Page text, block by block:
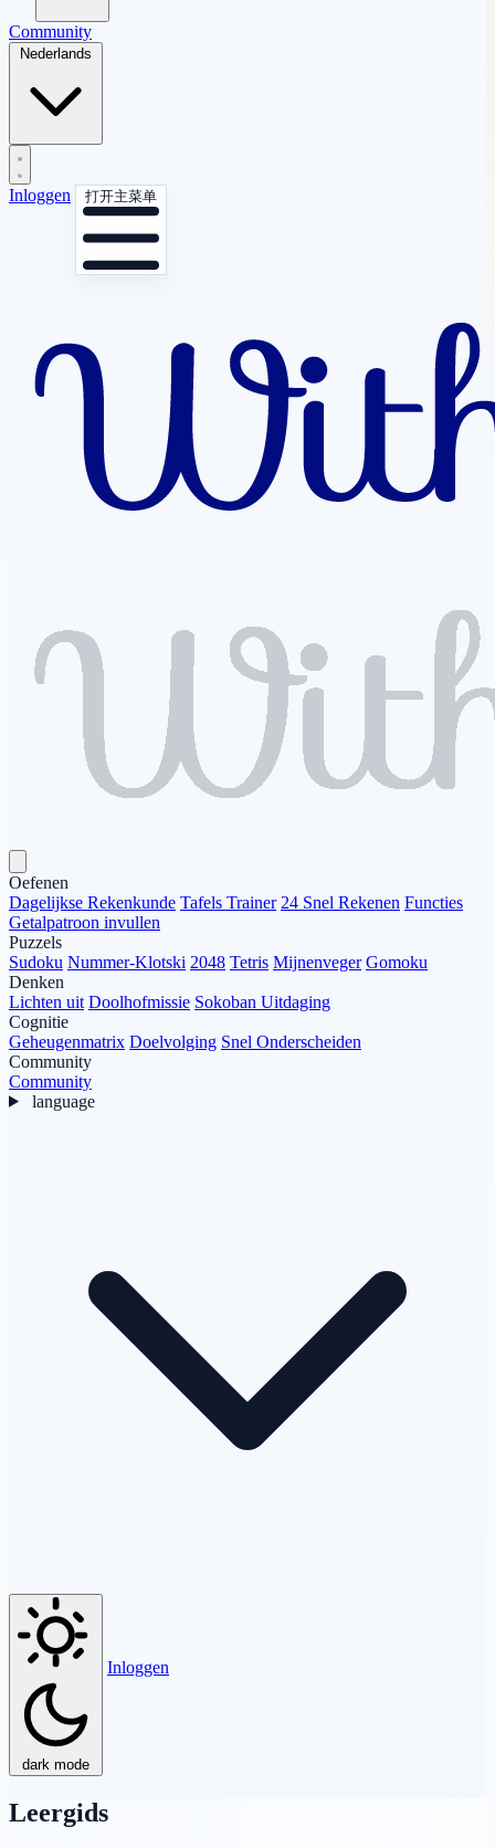
Community
Nederlands
Inloggen 打开主菜单
Oefenen
Dagelijkse Rekenkunde Tafels Trainer 24 Snel Rekenen Functies
Getalpatroon invullen
Puzzels
Sudoku Nummer-Klotski 2048 Tetris Mijnenveger Gomoku
Denken
Lichten uit Doolhofmissie Sokoban Uitdaging
Cognitie
Geheugenmatrix Doelvolging Snel Onderscheiden
Community
Community
language
dark mode
Inloggen
Leergids